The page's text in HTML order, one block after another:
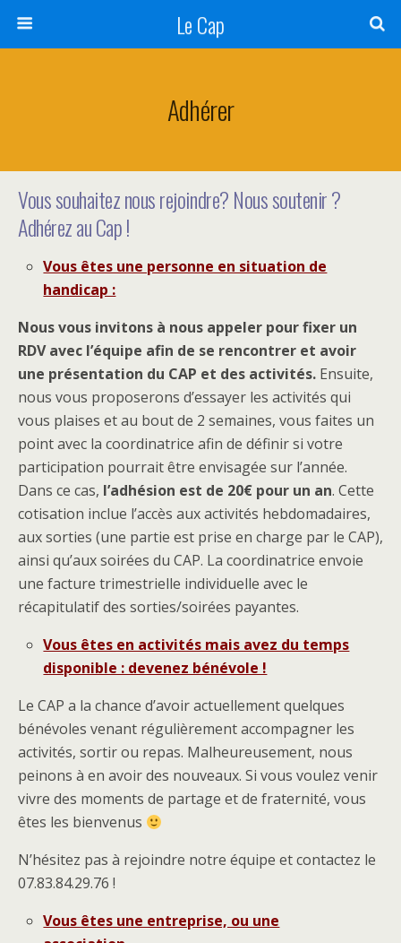
Le Cap
Adhérer
Vous souhaitez nous rejoindre? Nous soutenir ?
Adhérez au Cap !
Vous êtes une personne en situation de
handicap :
Nous vous invitons à nous appeler pour fixer un
RDV avec l’équipe afin de se rencontrer et avoir
une présentation du CAP et des activités. Ensuite,
nous vous proposerons d’essayer les activités qui
vous plaises et au bout de 2 semaines, vous faites un
point avec la coordinatrice afin de définir si votre
participation pourrait être envisagée sur l’année.
Dans ce cas, l’adhésion est de 20€ pour un an. Cette
cotisation inclue l’accès aux activités hebdomadaires,
aux sorties (une partie est prise en charge par le CAP),
ainsi qu’aux soirées du CAP. La coordinatrice envoie
une facture trimestrielle individuelle avec le
récapitulatif des sorties/soirées payantes.
Vous êtes en activités mais avez du temps
disponible : devenez bénévole !
Le CAP a la chance d’avoir actuellement quelques
bénévoles venant régulièrement accompagner les
activités, sortir ou repas. Malheureusement, nous
peinons à en avoir des nouveaux. Si vous voulez venir
vivre des moments de partage et de fraternité, vous
êtes les bienvenus
N’hésitez pas à rejoindre notre équipe et contactez le
07.83.84.29.76 !
Vous êtes une entreprise, ou une